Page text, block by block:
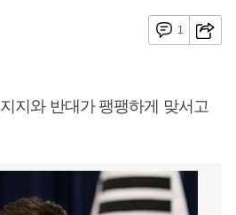
1
지와 반대가 팽팽하게 맞서고